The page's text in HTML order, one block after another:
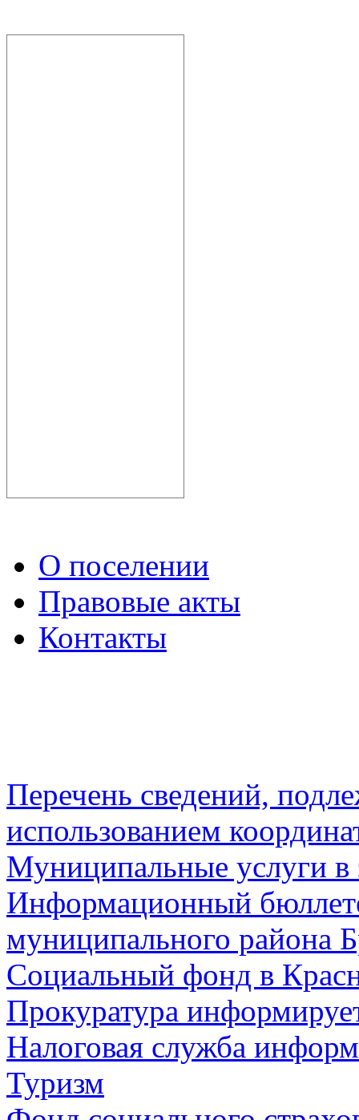
О поселении
Правовые акты
Контакты
Перечень сведений,
использованием
Муниципальные услуги в
Информационный
муниципального района
Социальный фонд в
Прокуратура
Налоговая служба
Туризм